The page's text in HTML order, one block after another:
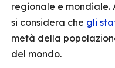
regionale e mondiale.
si considera che gli
metà della
del mondo.